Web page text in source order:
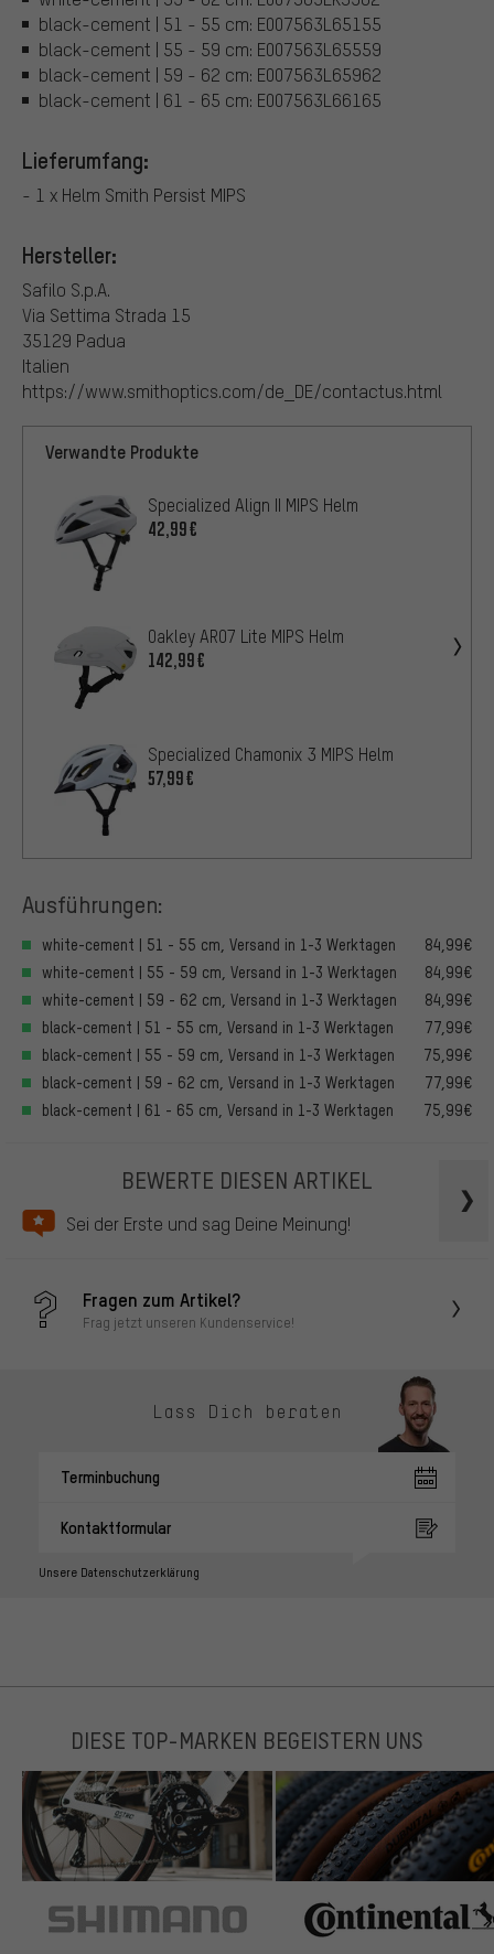
black-cement | 51 - 55 cm: E007563L65155
black-cement | 55 - 59 cm: E007563L65559
black-cement | 59 - 62 cm: E007563L65962
black-cement | 61 - 65 cm: E007563L66165
Lieferumfang:
- 1 x Helm Smith Persist MIPS
Hersteller:
Safilo S.p.A.
Via Settima Strada 15
35129 Padua
Italien
https://www.smithoptics.com/de_DE/contactus.html
Verwandte Produkte
Specialized Align II MIPS Helm
42,99€
Oakley ARO7 Lite MIPS Helm
142,99€
Specialized Chamonix 3 MIPS Helm
57,99€
Ausführungen:
white-cement | 51 - 55 cm, Versand in 1-3 Werktagen
84,99€
white-cement | 55 - 59 cm, Versand in 1-3 Werktagen
84,99€
white-cement | 59 - 62 cm, Versand in 1-3 Werktagen
84,99€
black-cement | 51 - 55 cm, Versand in 1-3 Werktagen
77,99€
black-cement | 55 - 59 cm, Versand in 1-3 Werktagen
75,99€
black-cement | 59 - 62 cm, Versand in 1-3 Werktagen
77,99€
black-cement | 61 - 65 cm, Versand in 1-3 Werktagen
75,99€
BEWERTE DIESEN ARTIKEL
Sei der Erste und sag Deine Meinung!
Fragen zum Artikel?
Frag jetzt unseren Kundenservice!
Lass Dich beraten
Terminbuchung
Kontaktformular
Unsere Datenschutzerklärung
DIESE TOP-MARKEN BEGEISTERN UNS